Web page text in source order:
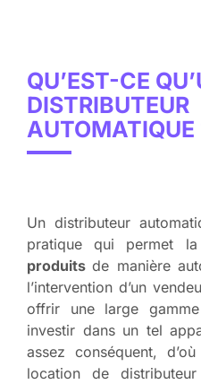
QU’EST-CE
DISTRIBUTEUR
AUTOMATIQUE
Un distributeur
pratique qui permet la
produitsde manière
l’intervention d’un
offrir une large
investir dans un tel
assez conséquent,
location de